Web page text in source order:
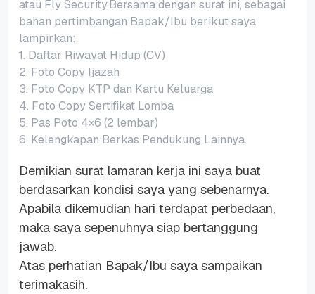
atau Fly Security.Bersama dengan surat ini, sebagai
bahan pertimbangan Bapak/Ibu berikut saya
lampirkan:
1. Daftar Riwayat Hidup (CV)
2. Foto Copy Ijazah
3. Foto Copy KTP dan Kartu Keluarga
4. Foto Copy Sertifikat Lomba
5. Pas Poto 4×6 (2 lembar)
6. Kelengkapan Berkas Pendukung Lainnya.
Demikian surat lamaran kerja ini saya buat
berdasarkan kondisi saya yang sebenarnya.
Apabila dikemudian hari terdapat perbedaan,
maka saya sepenuhnya siap bertanggung
jawab.
Atas perhatian Bapak/Ibu saya sampaikan
terimakasih.